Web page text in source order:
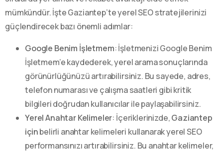
mümkündür. İşte Gaziantep’te yerel SEO stratejilerinizi
güçlendirecek bazı önemli adımlar:
Google Benim İşletmem: İşletmenizi Google Benim
İşletmem’e kaydederek, yerel arama sonuçlarında
görünürlüğünüzü artırabilirsiniz. Bu sayede, adres,
telefon numarası ve çalışma saatleri gibi kritik
bilgileri doğrudan kullanıcılar ile paylaşabilirsiniz.
Yerel Anahtar Kelimeler: İçeriklerinizde,Gaziantep
içinbelirli anahtar kelimeleri kullanarak yerel SEO
performansınızı artırabilirsiniz. Bu anahtar kelimeler,